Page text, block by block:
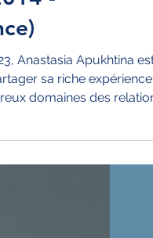
-
Anastasia Apukhtina est
sa riche expérience